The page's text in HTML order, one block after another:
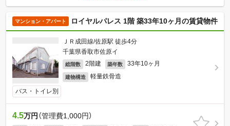
マンション・アパート ロイヤルパレス 1階 築33年10ヶ月の賃貸物件
ＪＲ成田線/佐原駅 徒歩4分
千葉県香取市佐原イ
総階数 2階建 築年数 33年10ヶ月
建物構造 軽量鉄骨造
バス・トイレ別
4.5万円 （管理費1,000円）